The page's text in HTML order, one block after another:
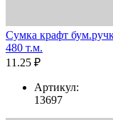
Сумка крафт
480 т.м.
11.25 ₽
Артикул:
13697